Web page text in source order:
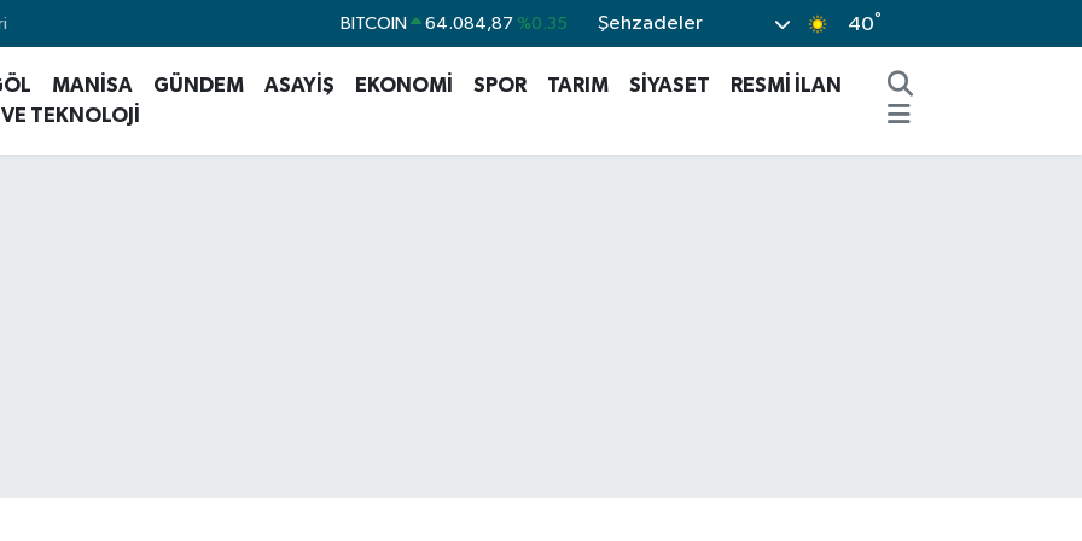
DOLAR 47,5760 %0.1
GRAM ALTIN 6422.94 %3.06
Şehzadeler 40°
MANİSA GÜNDEM ASAYİŞ EKONOMİ SPOR TARIM SİYASET
RESMİ İLAN
TEKNOLOJİ